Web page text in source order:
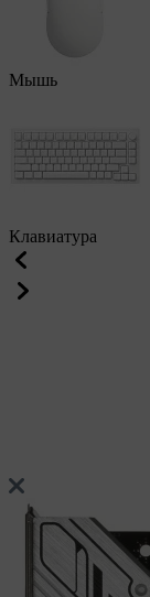
Мышь
Клавиатура